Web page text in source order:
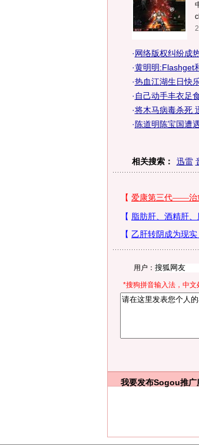
·网络版权纠纷成
·黄明明:Flashget
·热血江湖生日快
· 自己动手丰衣足
·将木马病毒杀死
· 陈道明陈宝国遭
相关搜索： 迅雷
用户：
*搜狗拼音输入法，中文
我要发布Sogou推广